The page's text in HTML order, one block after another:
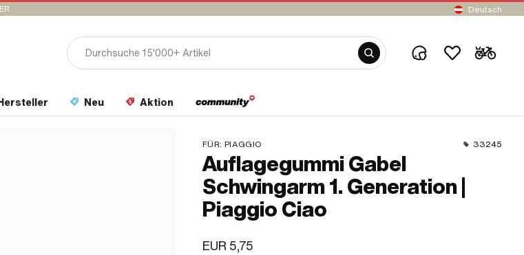
Deutsch
Neu Aktion
FÜR: PIAGGIO 33245
Auflagegummi Gabel
Schwingarm 1. Generation |
Piaggio Ciao
EUR 5,75